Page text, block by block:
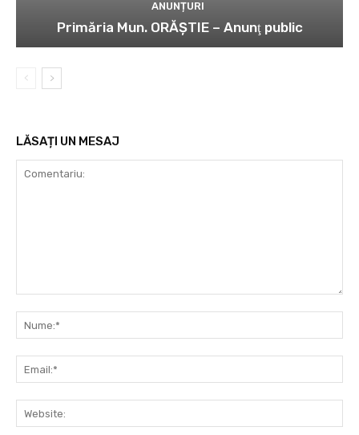
ANUNȚURI
Primăria Mun. ORĂȘTIE – Anunţ public
LĂSAȚI UN MESAJ